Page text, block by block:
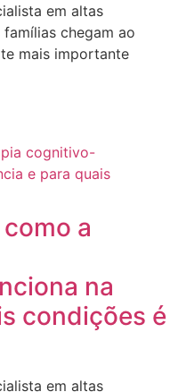
em altas
chegam ao
mais importante
a
na
condições é
em altas